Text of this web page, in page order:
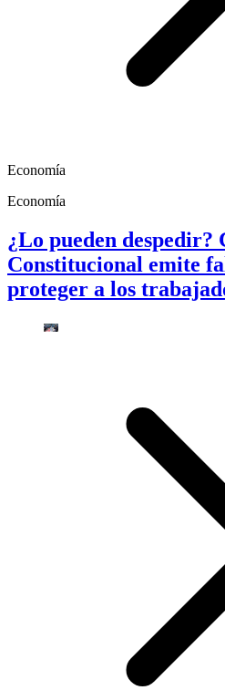
Economía
Economía
¿Lo pueden despedir?
Constitucional emite
proteger a los